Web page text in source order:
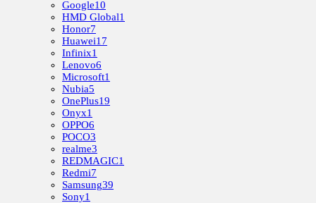
Google10
HMD Global1
Honor7
Huawei17
Infinix1
Lenovo6
Microsoft1
Nubia5
OnePlus19
Onyx1
OPPO6
POCO3
realme3
REDMAGIC1
Redmi7
Samsung39
Sony1